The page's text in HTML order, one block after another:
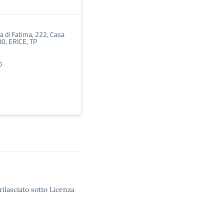
di Fatima, 222, Casa
ERICE, TP
sotto Licenza